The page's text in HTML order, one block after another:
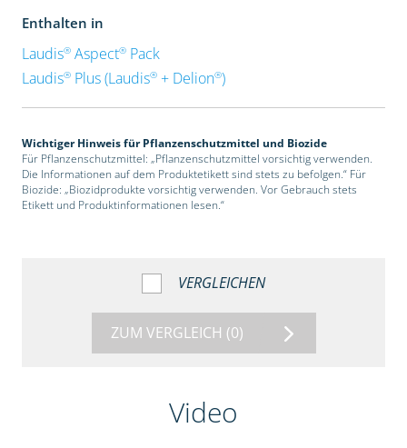
Enthalten in
Laudis®Aspect®Pack
Laudis®Plus (Laudis®+ Delion®)
Wichtiger Hinweis für Pflanzenschutzmittel und Biozide
Für Pflanzenschutzmittel: „Pflanzenschutzmittel vorsichtig verwenden.
Die Informationen auf dem Produktetikett sind stets zu befolgen.“ Für
Biozide: „Biozidprodukte vorsichtig verwenden. Vor Gebrauch stets
Etikett und Produktinformationen lesen.“
VERGLEICHEN
ZUM VERGLEICH (0)
Video